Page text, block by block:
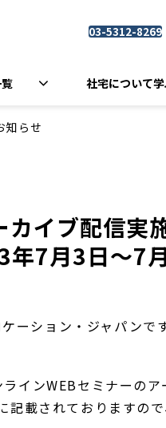
03-5312-8269
社宅について
知らせ
イブ配信実
年7月3日～7
ーション・ジャパンです
ンWEBセミナーのア
載されておりますので